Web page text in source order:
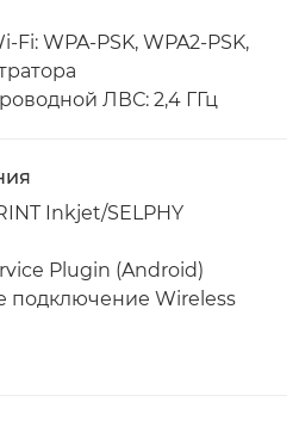
Fi: WPA-PSK, WPA2-PSK,
ЛВС: 2,4 ГГц
Inkjet/SELPHY
Plugin (Android)
подключение Wireless